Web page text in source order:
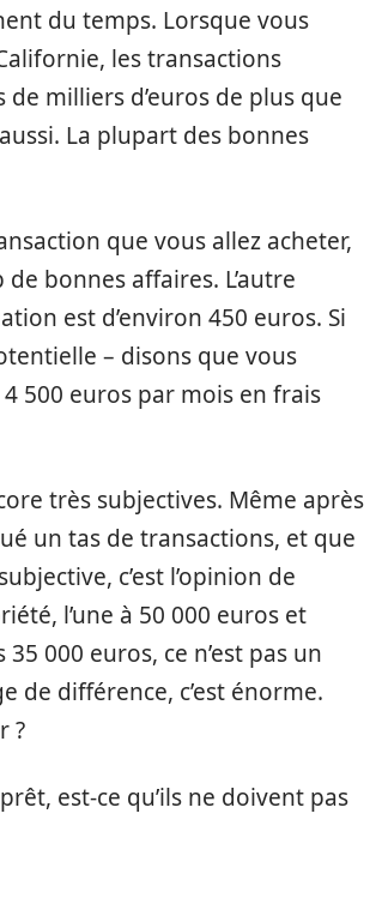
du temps. Lorsque vous
les transactions
milliers d’euros de plus que
La plupart des bonnes
que vous allez acheter,
bonnes affaires. L’autre
est d’environ 450 euros. Si
– disons que vous
500 euros par mois en frais
très subjectives. Même après
un tas de transactions, et que
c’est l’opinion de
l’une à 50 000 euros et
000 euros, ce n’est pas un
de différence, c’est énorme.
?
est-ce qu’ils ne doivent pas